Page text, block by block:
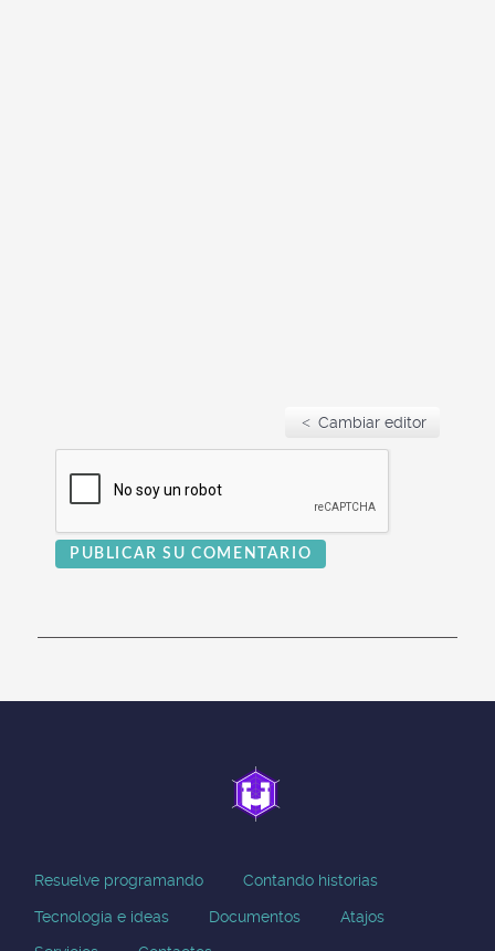
Cambiar editor
PUBLICAR SU COMENTARIO
Resuelve programando Contando historias
Tecnologia e ideas Documentos Atajos